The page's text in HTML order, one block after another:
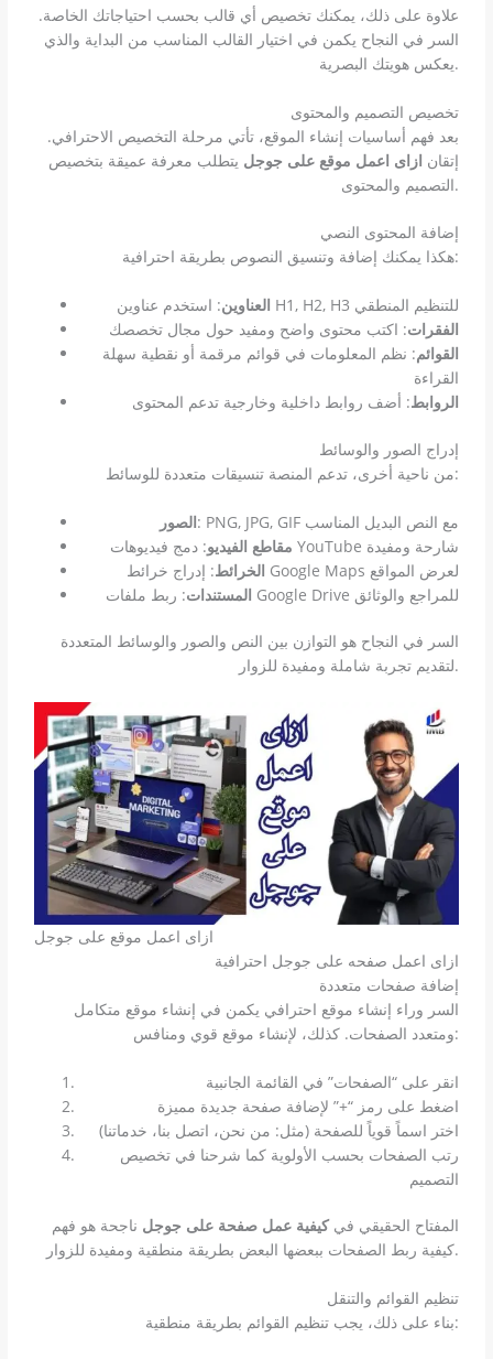
علاوة على ذلك، يمكنك تخصيص أي قالب بحسب احتياجاتك الخاصة.
السر في النجاح يكمن في اختيار القالب المناسب من البداية والذي
يعكس هويتك البصرية.
تخصيص التصميم والمحتوى
بعد فهم أساسيات إنشاء الموقع، تأتي مرحلة التخصيص الاحترافي.
إتقان ازاى اعمل موقع على جوجل يتطلب معرفة عميقة بتخصيص
التصميم والمحتوى.
إضافة المحتوى النصي
هكذا يمكنك إضافة وتنسيق النصوص بطريقة احترافية:
العناوين
: استخدم عناوين H1, H2, H3 للتنظيم المنطقي
الفقرات: اكتب محتوى واضح ومفيد حول مجال تخصصك
القوائم: نظم المعلومات في قوائم مرقمة أو نقطية سهلة
القراءة
الروابط: أضف روابط داخلية وخارجية تدعم المحتوى
إدراج الصور والوسائط
من ناحية أخرى، تدعم المنصة تنسيقات متعددة للوسائط:
الصور
: PNG, JPG, GIF مع النص البديل المناسب
مقاطع الفيديو
: دمج فيديوهات YouTube شارحة ومفيدة
الخرائط
: إدراج خرائط Google Maps لعرض المواقع
المستندات
: ربط ملفات Google Drive للمراجع والوثائق
السر في النجاح هو التوازن بين النص والصور والوسائط المتعددة
لتقديم تجربة شاملة ومفيدة للزوار.
ازاى اعمل موقع على جوجل
ازاى اعمل صفحه على جوجل احترافية
إضافة صفحات متعددة
السر وراء إنشاء موقع احترافي يكمن في إنشاء موقع متكامل
ومتعدد الصفحات. كذلك، لإنشاء موقع قوي ومنافس:
انقر على “الصفحات” في القائمة الجانبية
اضغط على رمز “+” لإضافة صفحة جديدة مميزة
اختر اسماً قوياً للصفحة (مثل: من نحن، اتصل بنا، خدماتنا)
رتب الصفحات بحسب الأولوية كما شرحنا في تخصيص
التصميم
المفتاح الحقيقي فيكيفية عمل صفحة على جوجل ناجحة هو فهم
كيفية ربط الصفحات ببعضها البعض بطريقة منطقية ومفيدة للزوار.
تنظيم القوائم والتنقل
بناء على ذلك، يجب تنظيم القوائم بطريقة منطقية: